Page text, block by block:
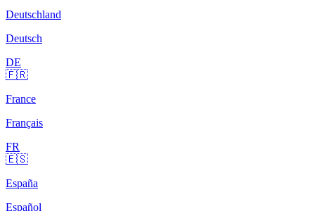
Deutschland
Deutsch
DE
🇫🇷
France
Français
FR
🇪🇸
España
Español